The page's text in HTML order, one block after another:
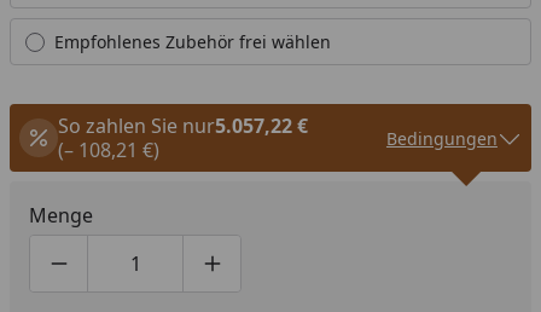
Empfohlenes Zubehör frei wählen
So zahlen Sie nur5.057,22 €
(– 108,21 €)
Bedingungen
Menge
Produktmenge um eins verringern
Produktmenge manuell eingeben
Produktmenge um eins erhöhen